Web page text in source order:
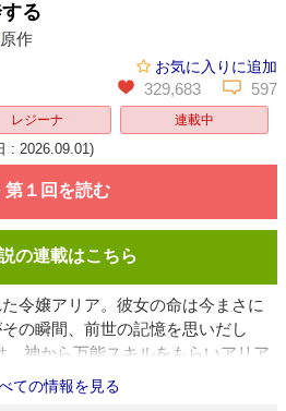
る
作
お気に入りに追加
329,683 597
レジーナ 連載中
: 2026.09.01)
第１回を読む
の連載はこちら
令嬢アリア。彼女の命は今まさに
の瞬間、前世の記憶を思いだし
神から万能スキルをもらいアリア
命はアリアとして幸せな人生をお
、彼女を追いこんだ家族から、奪
ての情報を見る